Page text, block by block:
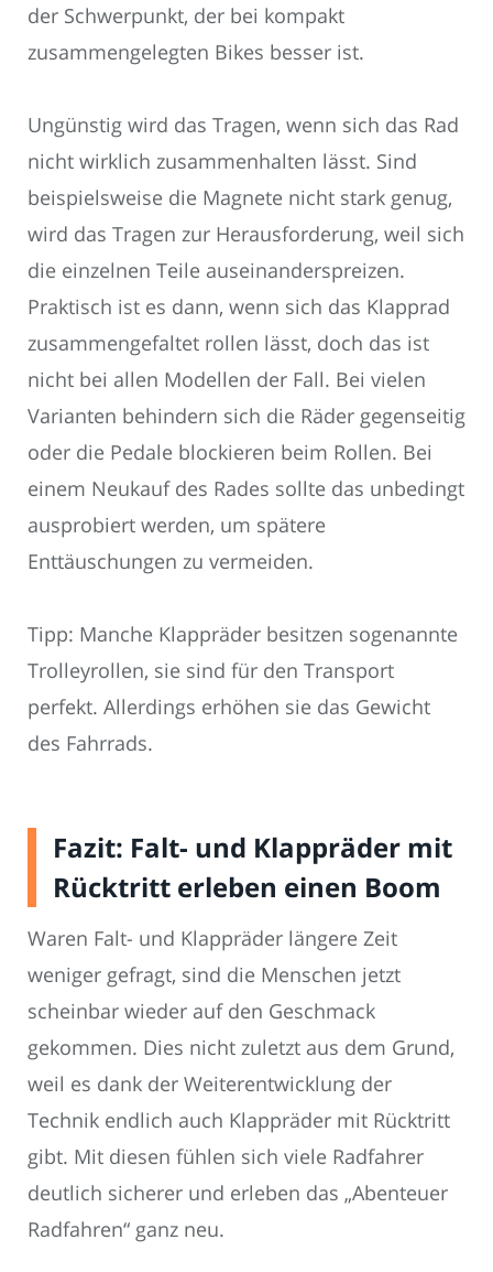
der Schwerpunkt, der bei kompakt
zusammengelegten Bikes besser ist.
Ungünstig wird das Tragen, wenn sich das Rad
nicht wirklich zusammenhalten lässt. Sind
beispielsweise die Magnete nicht stark genug,
wird das Tragen zur Herausforderung, weil sich
die einzelnen Teile auseinanderspreizen.
Praktisch ist es dann, wenn sich das Klapprad
zusammengefaltet rollen lässt, doch das ist
nicht bei allen Modellen der Fall. Bei vielen
Varianten behindern sich die Räder gegenseitig
oder die Pedale blockieren beim Rollen. Bei
einem Neukauf des Rades sollte das unbedingt
ausprobiert werden, um spätere
Enttäuschungen zu vermeiden.
Tipp: Manche Klappräder besitzen sogenannte
Trolleyrollen, sie sind für den Transport
perfekt. Allerdings erhöhen sie das Gewicht
des Fahrrads.
Fazit: Falt- und Klappräder mit
Rücktritt erleben einen Boom
Waren Falt- und Klappräder längere Zeit
weniger gefragt, sind die Menschen jetzt
scheinbar wieder auf den Geschmack
gekommen. Dies nicht zuletzt aus dem Grund,
weil es dank der Weiterentwicklung der
Technik endlich auch Klappräder mit Rücktritt
gibt. Mit diesen fühlen sich viele Radfahrer
deutlich sicherer und erleben das „Abenteuer
Radfahren“ ganz neu.